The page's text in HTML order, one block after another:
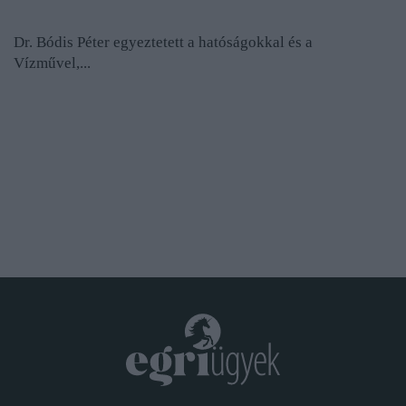
Dr. Bódis Péter egyeztetett a hatóságokkal és a
Vízművel,...